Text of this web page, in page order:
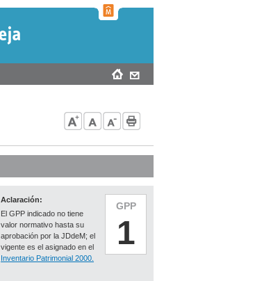
GPP
1
Aclaración:
El GPP indicado no tiene
valor normativo hasta su
aprobación por la JDdeM; el
vigente es el asignado en el
Inventario Patrimonial 2000.